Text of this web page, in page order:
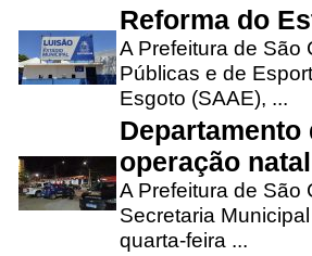
Reforma do
A Prefeitura de São
Públicas e de
Esgoto (SAAE), ...
operação
A Prefeitura de São
Secretaria
quarta-feira ...